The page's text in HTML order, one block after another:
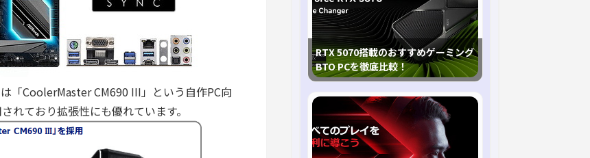
「CoolerMaster CM690 III」という自作PC向
れており拡張性にも優れています。
RTX 5070搭載のおすすめゲーミング
BTO PCを徹底比較！